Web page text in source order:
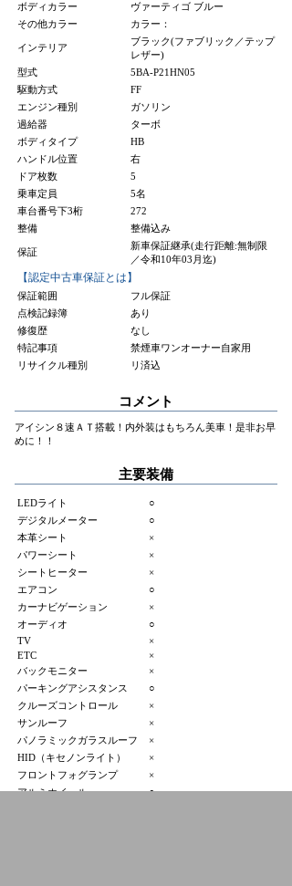
ボディカラー
ヴァーティゴ ブルー
その他カラー
カラー：
インテリア
ブラック(ファブリック／テップ
レザー)
型式
5BA-P21HN05
駆動方式
FF
エンジン種別
ガソリン
過給器
ターボ
ボディタイプ
HB
ハンドル位置
右
ドア枚数
5
乗車定員
5名
車台番号下3桁
272
整備
整備込み
保証
新車保証継承(走行距離:無制限
／令和10年03月迄)
【認定中古車保証とは】
保証範囲
フル保証
点検記録簿
あり
修復歴
なし
特記事項
禁煙車ワンオーナー自家用
リサイクル種別
リ済込
コメント
アイシン８速ＡＴ搭載！内外装はもちろん美車！是非お早
めに！！
主要装備
LEDライト
○
デジタルメーター
○
本革シート
×
パワーシート
×
シートヒーター
×
エアコン
○
カーナビゲーション
×
オーディオ
○
TV
×
ETC
×
バックモニター
×
パーキングアシスタンス
○
クルーズコントロール
×
サンルーフ
×
パノラミックガラスルーフ
×
HID（キセノンライト）
×
フロントフォグランプ
×
アルミホイール
○